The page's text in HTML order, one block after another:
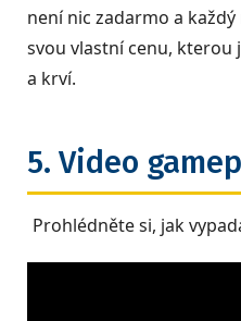
není nic zadarmo a
svou vlastní cenu,
a krví.
5. Video
Prohlédněte si, jak